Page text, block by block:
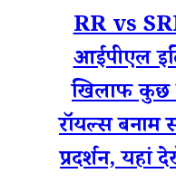
RR vs
आईपीएल
खिलाफ कुछ
रॉयल्स बनाम
प्रदर्शन,